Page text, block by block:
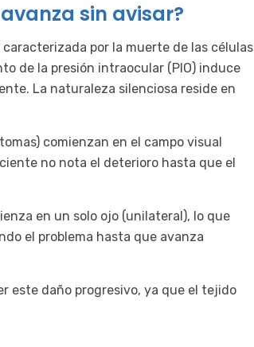
sin avisar?
por la muerte de las células
de la presión intraocular (PIO) induce
La naturaleza silenciosa reside en
comienzan en el campo visual
no nota el deterioro hasta que el
en un solo ojo (unilateral), lo que
el problema hasta que avanza
este daño progresivo, ya que el tejido